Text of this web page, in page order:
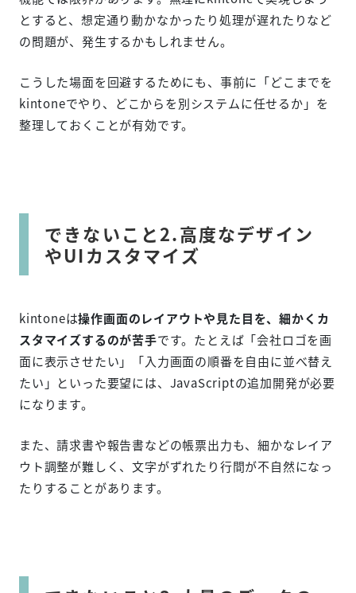
とすると、想定通り動かなかったり処理が遅れたりなど
の問題が、発生するかもしれません。
こうした場面を回避するためにも、事前に「どこまでを
kintoneでやり、どこからを別システムに任せるか」を
整理しておくことが有効です。
できないこと2.高度なデザイン
やUIカスタマイズ
kintoneは操作画面のレイアウトや見た目を、細かくカ
スタマイズするのが苦手です。たとえば「会社ロゴを画
面に表示させたい」「入力画面の順番を自由に並べ替え
たい」といった要望には、JavaScriptの追加開発が必要
になります。
また、請求書や報告書などの帳票出力も、細かなレイア
ウト調整が難しく、文字がずれたり行間が不自然になっ
たりすることがあります。